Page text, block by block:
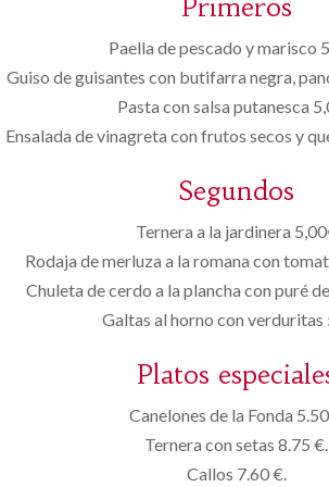
Primeros
Paella de pescado y marisco
Guiso de guisantes con butifarra negra,
Pasta con salsa putanesca
Ensalada de vinagreta con frutos secos y
Segundos
Ternera a la jardinera
Rodaja de merluza a la romana con
Chuleta de cerdo a la plancha con puré
Galtas al horno con verduritas
Platos
Canelones de la Fonda
Ternera con setas 8.75 €.
Callos 7.60 €.